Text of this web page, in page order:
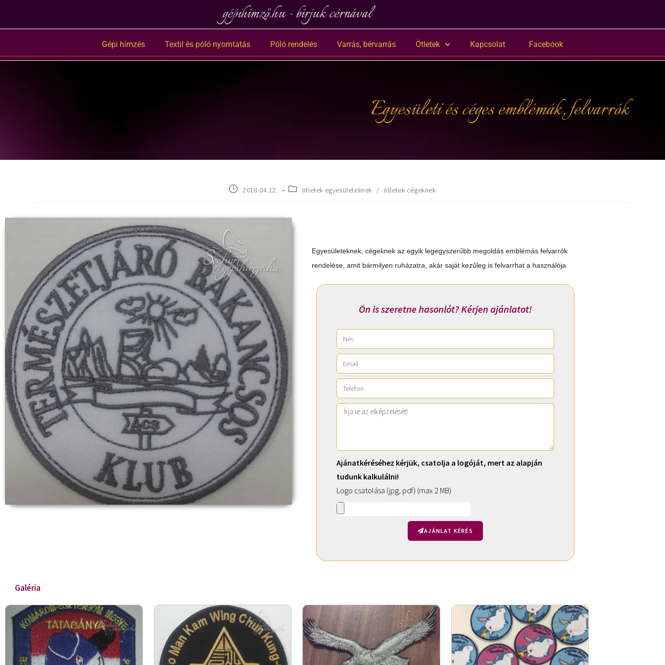
gépihímző.hu - bírjuk cérnával
Gépi hímzés Textil és póló nyomtatás Póló rendelés Varrás, bérvarrás Ötletek Kapcsolat Facebook
Egyesületi és céges emblémák, felvarrók
2018.04.12. ötletek egyesületeknek / ötletek cégeknek
Egyesületeknek, cégeknek az egyik legegyszerűbb megoldás emblémás felvarrók
rendelése, amit bármilyen ruházatra, akár saját kezűleg is felvarrhat a használója
Ön is szeretne hasonlót? Kérjen ajánlatot!
Ajánatkéréséhez kérjük, csatolja a logóját, mert az alapján
tudunk kalkulálni!
Logo csatolása (jpg, pdf) (max 2 MB)
AJÁNLAT KÉRÉS
l
r
n
t
Galéria